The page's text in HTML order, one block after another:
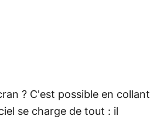
? C'est possible en collant
se charge de tout : il